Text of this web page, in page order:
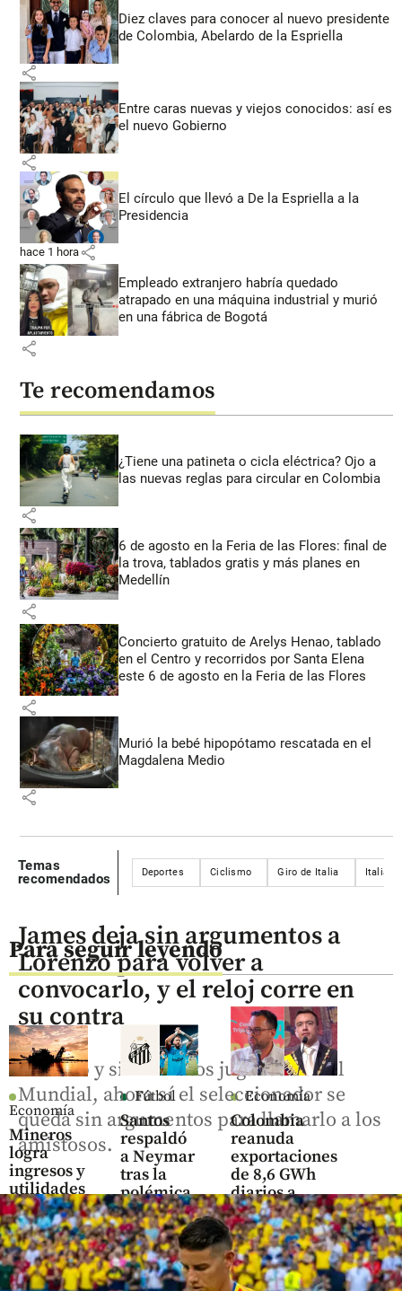
Diez claves para conocer al nuevo presidente
de Colombia, Abelardo de la Espriella
share
Entre caras nuevas y viejos conocidos: así es
el nuevo Gobierno
share
El círculo que llevó a De la Espriella a la
Presidencia
hace 1 hora share
Empleado extranjero habría quedado
atrapado en una máquina industrial y murió
en una fábrica de Bogotá
share
Te recomendamos
¿Tiene una patineta o cicla eléctrica? Ojo a
las nuevas reglas para circular en Colombia
share
6 de agosto en la Feria de las Flores: final de
la trova, tablados gratis y más planes en
Medellín
share
Concierto gratuito de Arelys Henao, tablado
en el Centro y recorridos por Santa Elena
este 6 de agosto en la Feria de las Flores
share
Murió la bebé hipopótamo rescatada en el
Magdalena Medio
share
Temas
recomendados
Deportes Ciclismo Giro de Italia Italia
Para seguir leyendo
Economía
Mineros
logra
ingresos y
utilidades
récord en
el primer
semestre
de 2026
Fútbol
Santos
respaldó
a Neymar
tras la
polémica
en la
Copa de
Brasil
share
Economía
Colombia
reanuda
exportaciones
de 8,6 GWh
diarios a
Ecuador;
Palma
desmiente
gestiones de
Noboa
James deja sin argumentos a
Lorenzo para volver a
convocarlo, y el reloj corre en
su contra
Sin club y sin minutos jugados tras el
Mundial, ahora sí el seleccionador se
queda sin argumentos para llamarlo a los
amistosos.